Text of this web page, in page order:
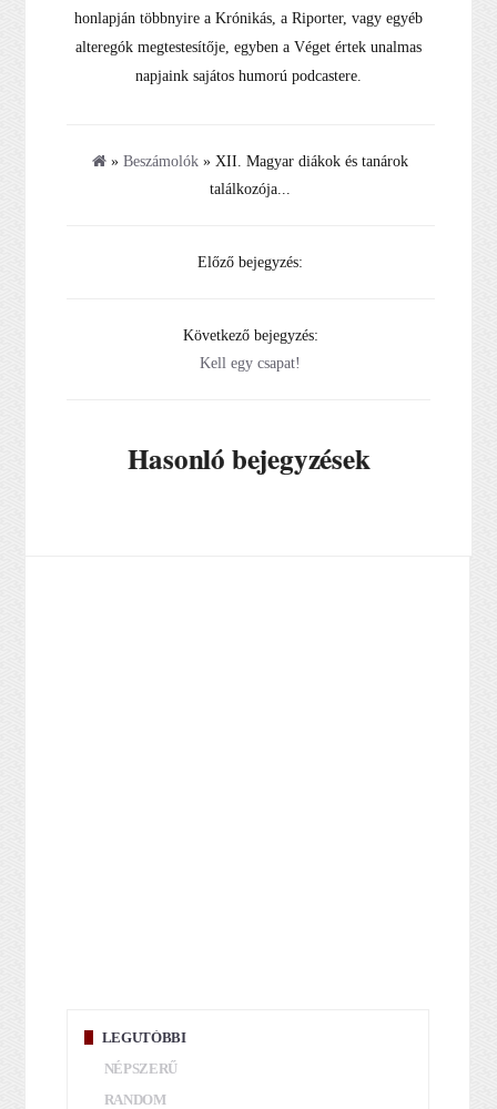
honlapján többnyire a Krónikás, a Riporter, vagy egyéb
alteregók megtestesítője, egyben a Véget értek unalmas
napjaink sajátos humorú podcastere.
»Beszámolók » XII. Magyar diákok és tanárok
találkozója...
Előző bejegyzés:
Következő bejegyzés:
Kell egy csapat!
Hasonló bejegyzések
LEGUTÓBBI
NÉPSZERŰ
RANDOM